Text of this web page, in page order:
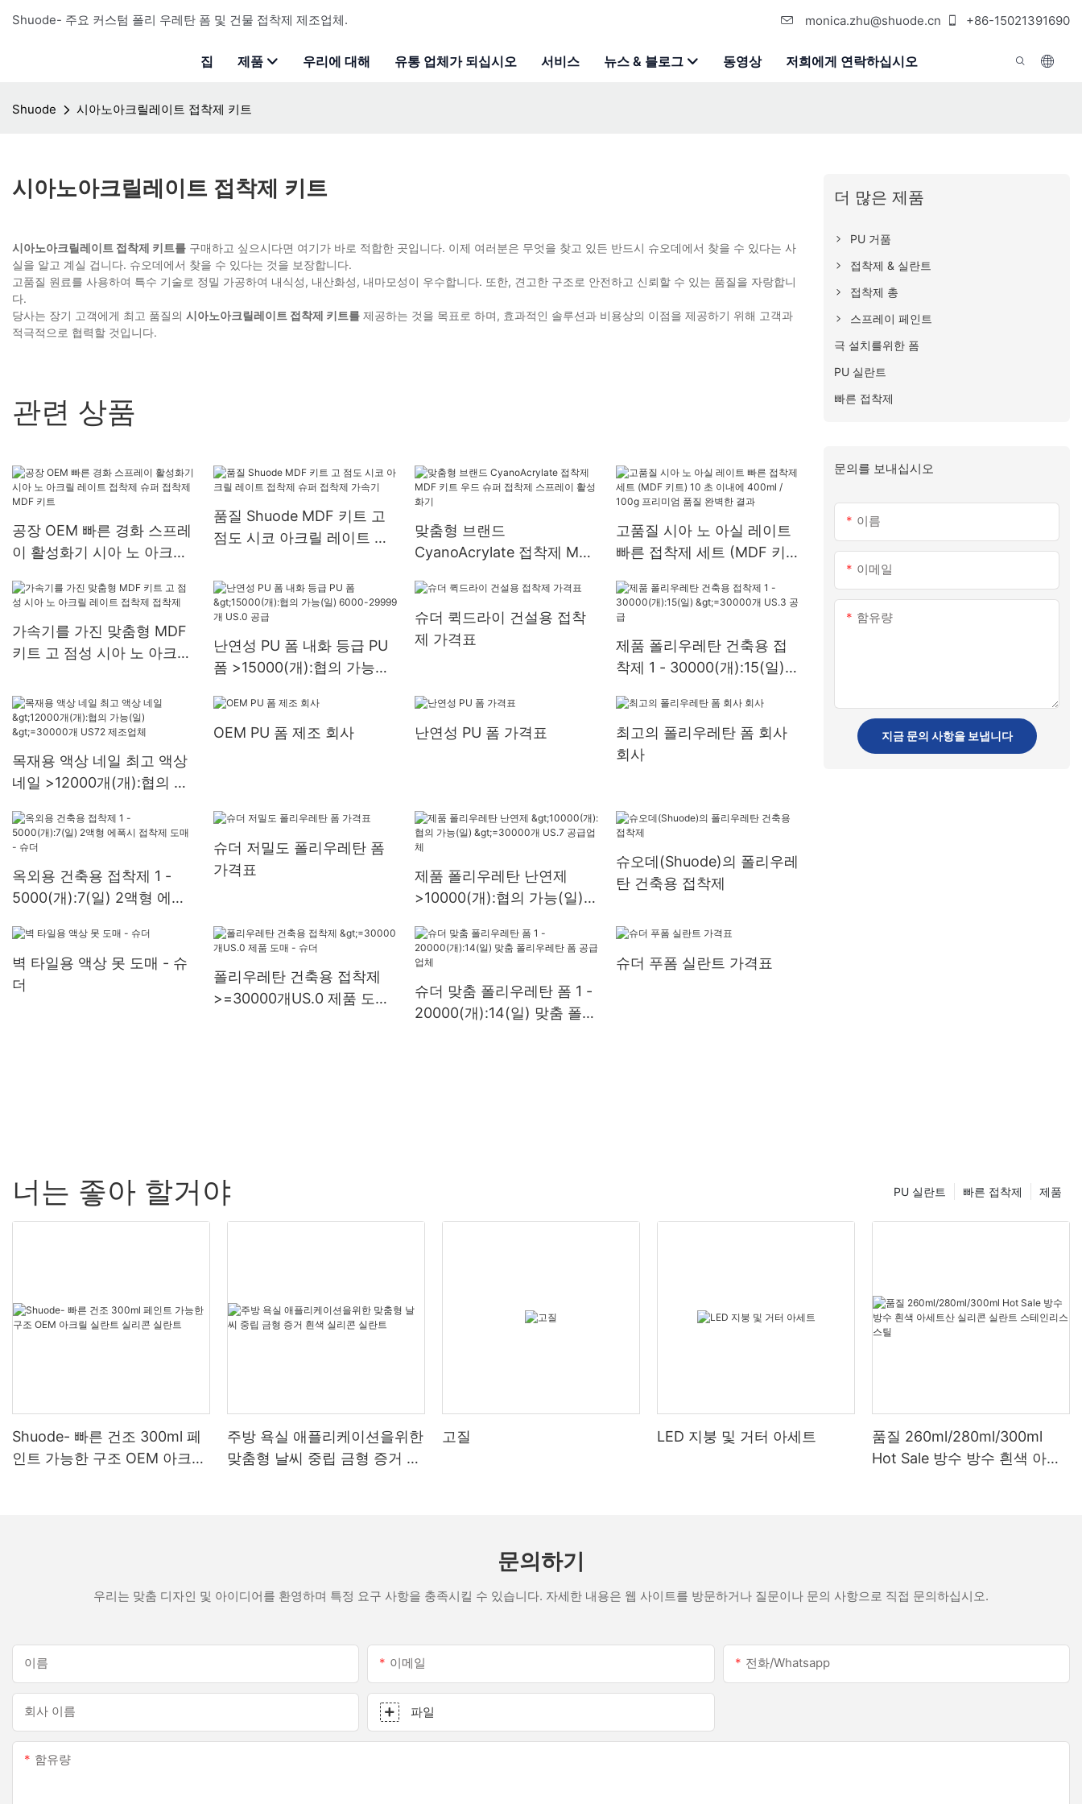
Shuode- 주요 커스텀 폴리 우레탄 폼 및 건물 접착제 제조업체. monica.zhu@shuode.cn +86-15021391690
집 제품 우리에 대해 유통 업체가 되십시오 서비스 뉴스 & 블로그 동영상 저희에게 연락하십시오
Shuode 시아노아크릴레이트 접착제 키트
시아노아크릴레이트 접착제 키트
시아노아크릴레이트 접착제 키트를 구매하고 싶으시다면 여기가 바로 적합한 곳입니다. 이제 여러분은 무엇을 찾고 있든 반드시 슈오데에서 찾을 수 있다는 사
실을 알고 계실 겁니다. 슈오데에서 찾을 수 있다는 것을 보장합니다.
고품질 원료를 사용하여 특수 기술로 정밀 가공하여 내식성, 내산화성, 내마모성이 우수합니다. 또한, 견고한 구조로 안전하고 신뢰할 수 있는 품질을 자랑합니
다.
당사는 장기 고객에게 최고 품질의 시아노아크릴레이트 접착제 키트를 제공하는 것을 목표로 하며, 효과적인 솔루션과 비용상의 이점을 제공하기 위해 고객과
적극적으로 협력할 것입니다.
관련 상품
공장 OEM 빠른 경화 스프레
이 활성화기 시아 노 아크릴
MDF 키트
품질 Shuode MDF 키트 고
점도 시코 아크릴 레이트 접
맞춤형 브랜드
CyanoAcrylate 접착제 MDF
레이 활성화기
고품질 시아 노 아실 레이트
빠른 접착제 세트 (MDF 키
100g 프리미엄 품질 완벽한
결과
가속기를 가진 맞춤형 MDF
키트 고 점성 시아 노 아크릴
난연성 PU 폼 내화 등급 PU
폼 >15000(개):협의 가능
공급
슈더 퀵드라이 건설용 접착
제 가격표
제품 폴리우레탄 건축용 접
착제 1 - 30000(개):15(일)
목재용 액상 네일 최고 액상
네일 >12000개(개):협의 가
조업체
OEM PU 폼 제조 회사 난연성 PU 폼 가격표
최고의 폴리우레탄 폼 회사
회사
옥외용 건축용 접착제 1 -
5000(개):7(일) 2액형 에폭
슈더 저밀도 폴리우레탄 폼
가격표
제품 폴리우레탄 난연제
>10000(개):협의 가능(일)
슈오데(Shuode)의 폴리우레
탄 건축용 접착제
벽 타일용 액상 못 도매 - 슈
더
폴리우레탄 건축용 접착제
>=30000개US.0 제품 도매
슈더 맞춤 폴리우레탄 폼 1 -
20000(개):14(일) 맞춤 폴리
슈더 푸폼 실란트 가격표
더 많은 제품
PU 거품
접착제 & 실란트
접착제 총
스프레이 페인트
극 설치를위한 폼
PU 실란트
빠른 접착제
문의를 보내십시오
이름
이메일
함유량
지금 문의 사항을 보냅니다
너는 좋아 할거야 제품
빠른 접착제
PU 실란트
Shuode- 빠른 건조 300ml 페
인트 가능한 구조 OEM 아크릴
주방 욕실 애플리케이션을위한
맞춤형 날씨 중립 금형 증거 흰
고질 LED 지붕 및 거터 아세트
품질 260ml/280ml/300ml
Hot Sale 방수 방수 흰색 아세
문의하기
우리는 맞춤 디자인 및 아이디어를 환영하며 특정 요구 사항을 충족시킬 수 있습니다. 자세한 내용은 웹 사이트를 방문하거나 질문이나 문의 사항으로 직접 문의하십시오.
이름 이메일 전화/whatsapp
회사 이름 파일
함유량